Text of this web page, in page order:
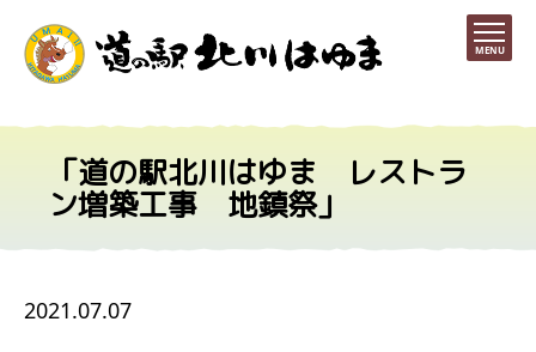
MENU
「道の駅北川はゆま レストラ
ン増築工事 地鎮祭」
2021.07.07